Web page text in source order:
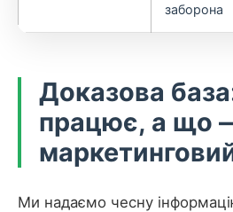
заборона
Доказова
працює, а що
Ми надаємо чесну